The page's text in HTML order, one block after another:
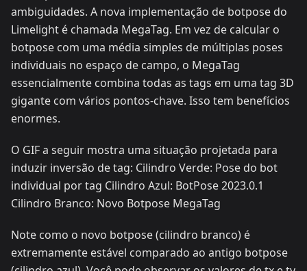
ambiguidades. A nova implementação de botpose do
Limelight é chamada MegaTag. Em vez de calcular o
botpose com uma média simples de múltiplas poses
individuais no espaço de campo, o MegaTag
essencialmente combina todas as tags em uma tag 3D
gigante com vários pontos-chave. Isso tem benefícios
enormes.
O GIF a seguir mostra uma situação projetada para
induzir inversão de tag: Cilindro Verde: Pose do bot
individual por tag Cilindro Azul: BotPose 2023.0.1
Cilindro Branco: Novo Botpose MegaTag
Note como o novo botpose (cilindro branco) é
extremamente estável comparado ao antigo botpose